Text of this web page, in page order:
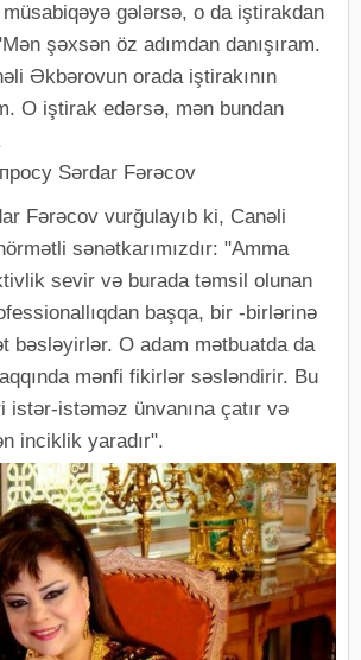
gələrsə, o da iştirakdan
şəxsən öz adımdan danışıram.
Əkbərovun orada iştirakının
O iştirak edərsə, mən bundan
Sərdar Fərəcov
Fərəcov vurğulayıb ki, Canəli
sənətkarımızdır: "Amma
sevir və burada təmsil olunan
başqa, bir -birlərinə
bəsləyirlər. O adam mətbuatda da
mənfi fikirlər səsləndirir. Bu
istər-istəməz ünvanına çatır və
inciklik yaradır".